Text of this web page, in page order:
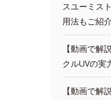
スユーミス
用法もご紹
【動画で解
クルUVの実
【動画で解